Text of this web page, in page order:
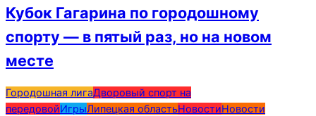
Кубок Гагарина по городошному
спорту — в пятый раз, но на новом
месте
2019-
04-
Городошная лигаДворовый спорт на
передовойИгрыЛипецкая областьНовостиНовости